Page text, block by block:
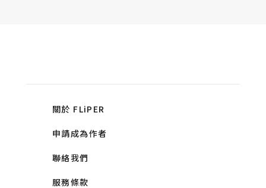
關於 FLiPER
申請成為作者
聯絡我們
服務條款